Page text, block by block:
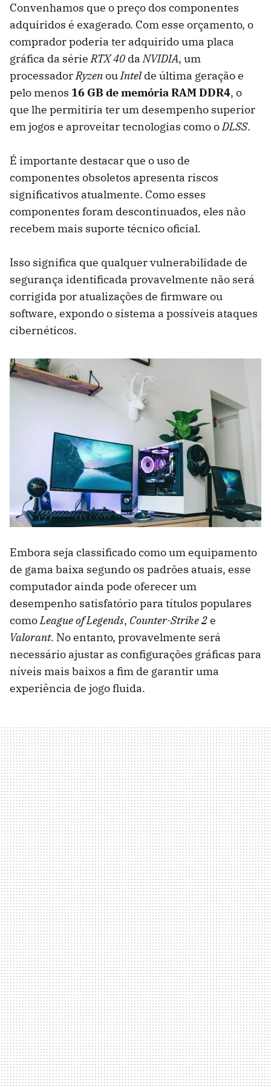
Convenhamos que o preço dos componentes
adquiridos é exagerado. Com esse orçamento, o
comprador poderia ter adquirido uma placa
gráfica da sérieRTX 40 daNVIDIA, um
processadorRyzenouIntelde última geração e
pelo menos 16 GB de memória RAM DDR4, o
que lhe permitiria ter um desempenho superior
em jogos e aproveitar tecnologias como oDLSS.
É importante destacar que o uso de
componentes obsoletos apresenta riscos
significativos atualmente. Como esses
componentes foram descontinuados, eles não
recebem mais suporte técnico oficial.
Isso significa que qualquer vulnerabilidade de
segurança identificada provavelmente não será
corrigida por atualizações de firmware ou
software, expondo o sistema a possíveis ataques
cibernéticos.
Embora seja classificado como um equipamento
de gama baixa segundo os padrões atuais, esse
computador ainda pode oferecer um
desempenho satisfatório para títulos populares
comoLeague of Legends, Counter-Strike 2e
Valorant. No entanto, provavelmente será
necessário ajustar as configurações gráficas para
níveis mais baixos a fim de garantir uma
experiência de jogo fluida.